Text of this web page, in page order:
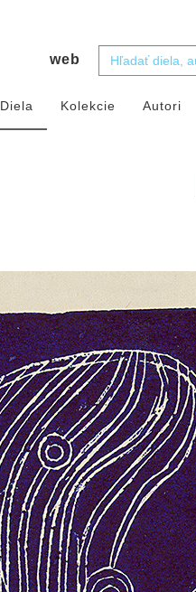
web
Diela Kolekcie Autori